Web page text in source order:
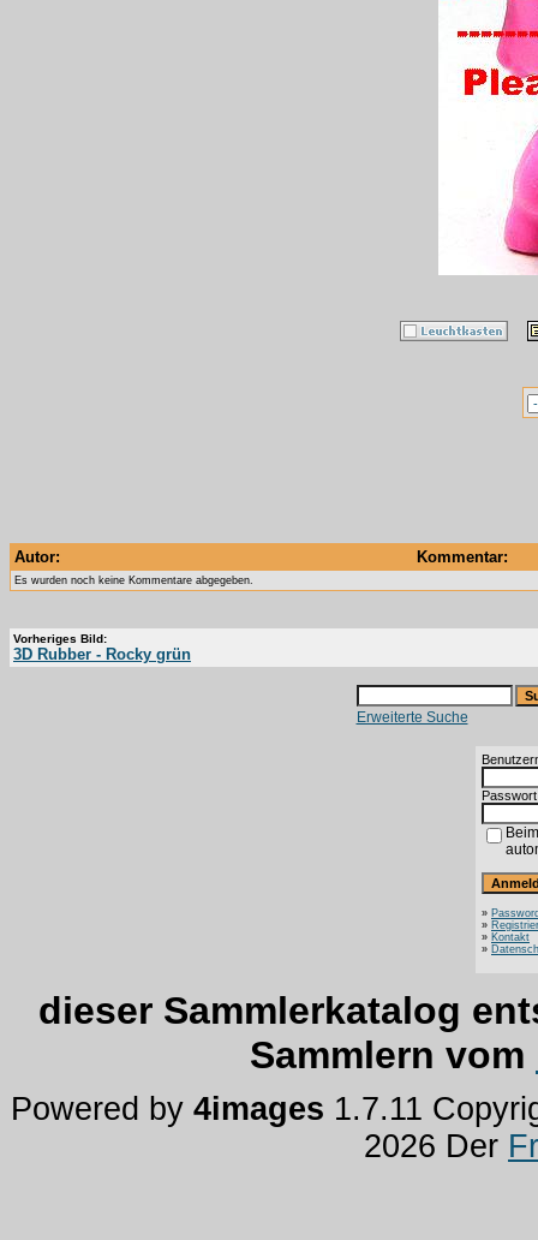
Autor: Kommentar:
Es wurden noch keine Kommentare abgegeben.
Vorheriges Bild:
3D Rubber - Rocky grün
Erweiterte Suche
»
»
» Kontakt
»
dieser Sammlerkatalog
Sammlern vom
Powered by 4images 1.7.11
2026 Der